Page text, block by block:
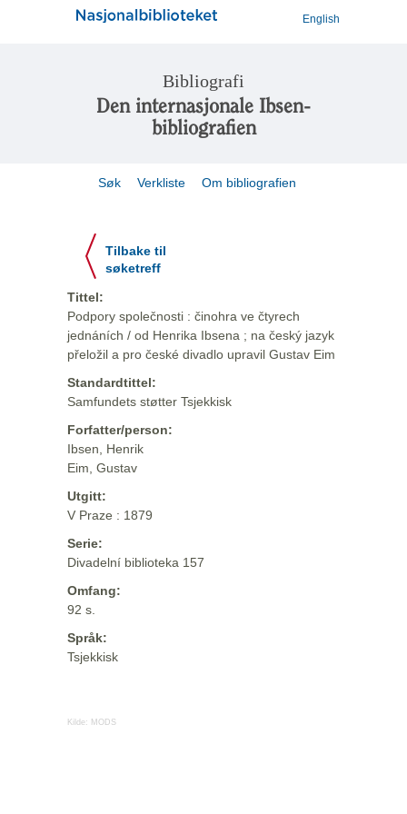
English
Bibliografi
Den internasjonale Ibsen-
bibliografien
Søk Verkliste Om bibliografien
Tilbake til
søketreff
Tittel:
Podpory společnosti : činohra ve čtyrech
jednáních / od Henrika Ibsena ; na český jazyk
přeložil a pro české divadlo upravil Gustav Eim
Standardtittel:
Samfundets støtter Tsjekkisk
Forfatter/person:
Ibsen, Henrik
Eim, Gustav
Utgitt:
V Praze : 1879
Serie:
Divadelní biblioteka 157
Omfang:
92 s.
Språk:
Tsjekkisk
Kilde: MODS